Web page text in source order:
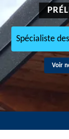
Spécialiste
Voir